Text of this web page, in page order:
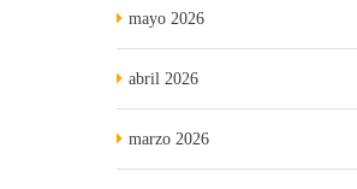
mayo 2026
abril 2026
marzo 2026